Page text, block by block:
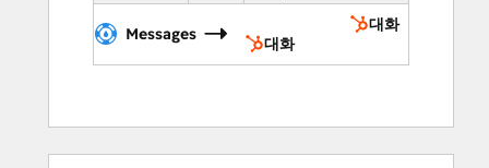
standard operating procedures
Instead of switching between HubSpot and
Messages
대화
대화